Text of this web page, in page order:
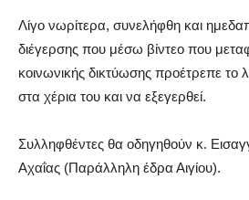
Λίγο νωρίτερα, συνελήφθη και
διέγερσης που μέσω βίντεο που
κοινωνικής δικτύωσης προέτρεπε το
στα χέρια του και να εξεγερθεί.
Συλληφθέντες θα οδηγηθούν κ.
Αχαΐας (Παράλληλη έδρα Αιγίου).